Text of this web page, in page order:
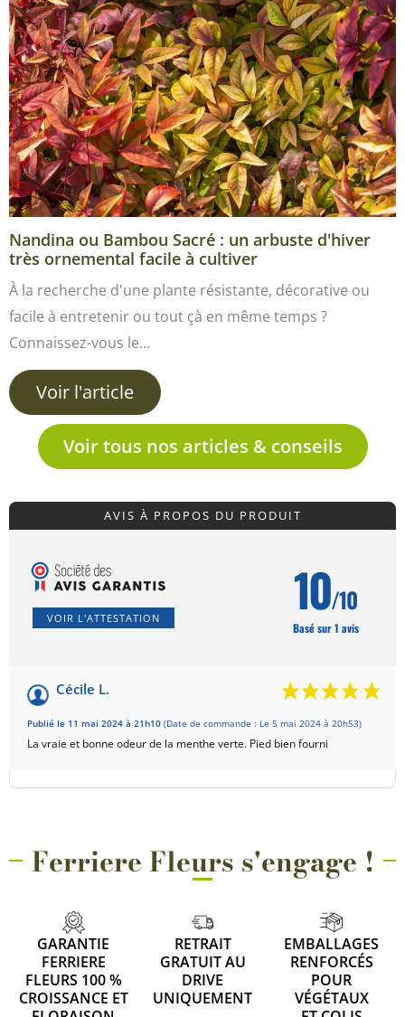
Nandina ou Bambou Sacré : un arbuste d'hiver
très ornemental facile à cultiver
À la recherche d'une plante résistante, décorative ou
facile à entretenir ou tout çà en même temps ?
Connaissez-vous le…
Voir l'article
Voir tous nos articles & conseils
AVIS À PROPOS DU PRODUIT
VOIR L'ATTESTATION 10/10
Basé sur 1 avis
Cécile L.
Publié le 11 mai 2024 à 21h10 (Date de commande : Le 5 mai 2024 à 20h53)
La vraie et bonne odeur de la menthe verte. Pied bien fourni
Ferriere Fleurs s'engage !
GARANTIE
FERRIERE
FLEURS 100 %
CROISSANCE ET
RETRAIT
GRATUIT AU
DRIVE
UNIQUEMENT
EMBALLAGES
RENFORCÉS
POUR
VÉGÉTAUX